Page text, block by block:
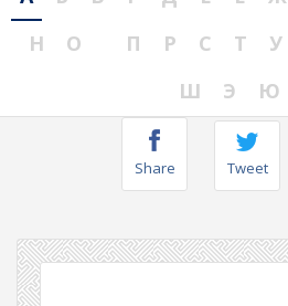
Н
О П Р С Т У
Ш
Э Ю
Share Tweet